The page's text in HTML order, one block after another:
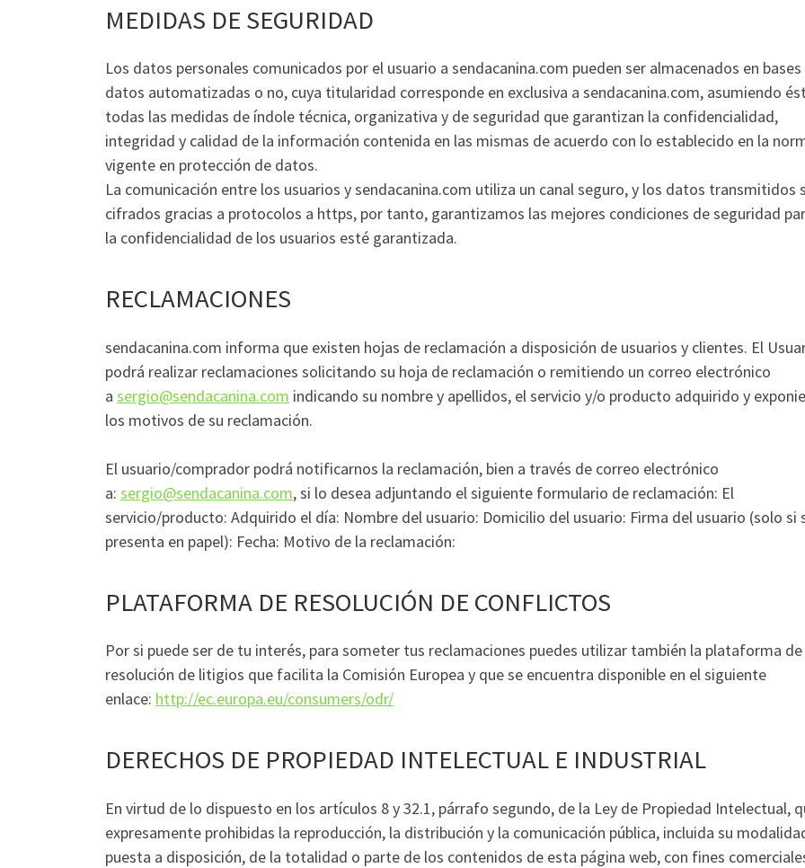
MEDIDAS DE SEGURIDAD
Los datos personales comunicados por el usuario a sendacanina.com pueden ser almacenados en
datos automatizadas o no, cuya titularidad corresponde en exclusiva a sendacanina.com, asumiendo
todas las medidas de índole técnica, organizativa y de seguridad que garantizan la confidencialidad,
integridad y calidad de la información contenida en las mismas de acuerdo con lo establecido en la
vigente en protección de datos.
La comunicación entre los usuarios y sendacanina.com utiliza un canal seguro, y los datos transmitidos
cifrados gracias a protocolos a https, por tanto, garantizamos las mejores condiciones de seguridad
la confidencialidad de los usuarios esté garantizada.
RECLAMACIONES
sendacanina.com informa que existen hojas de reclamación a disposición de usuarios y clientes. El
podrá realizar reclamaciones solicitando su hoja de reclamación o remitiendo un correo electrónico
a sergio@sendacanina.com indicando su nombre y apellidos, el servicio y/o producto adquirido y
los motivos de su reclamación.
El usuario/comprador podrá notificarnos la reclamación, bien a través de correo electrónico
a: sergio@sendacanina.com, si lo desea adjuntando el siguiente formulario de reclamación: El
servicio/producto: Adquirido el día: Nombre del usuario: Domicilio del usuario: Firma del usuario (solo si
presenta en papel): Fecha: Motivo de la reclamación:
PLATAFORMA DE RESOLUCIÓN DE CONFLICTOS
Por si puede ser de tu interés, para someter tus reclamaciones puedes utilizar también la plataforma de
resolución de litigios que facilita la Comisión Europea y que se encuentra disponible en el siguiente
enlace: http://ec.europa.eu/consumers/odr/
DERECHOS DE PROPIEDAD INTELECTUAL E INDUSTRIAL
En virtud de lo dispuesto en los artículos 8 y 32.1, párrafo segundo, de la Ley de Propiedad Intelectual,
expresamente prohibidas la reproducción, la distribución y la comunicación pública, incluida su
puesta a disposición, de la totalidad o parte de los contenidos de esta página web, con fines